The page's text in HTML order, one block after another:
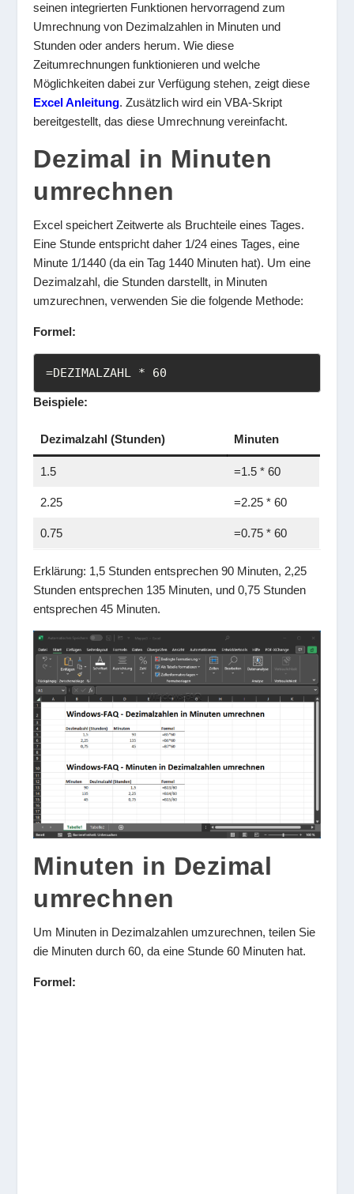
seinen integrierten Funktionen hervorragend zum
Umrechnung von Dezimalzahlen in Minuten und
Stunden oder anders herum. Wie diese
Zeitumrechnungen funktionieren und welche
Möglichkeiten dabei zur Verfügung stehen, zeigt diese
Excel Anleitung. Zusätzlich wird ein VBA-Skript
bereitgestellt, das diese Umrechnung vereinfacht.
Dezimal in Minuten
umrechnen
Excel speichert Zeitwerte als Bruchteile eines Tages.
Eine Stunde entspricht daher 1/24 eines Tages, eine
Minute 1/1440 (da ein Tag 1440 Minuten hat). Um eine
Dezimalzahl, die Stunden darstellt, in Minuten
umzurechnen, verwenden Sie die folgende Methode:
Formel:
=DEZIMALZAHL * 60
Beispiele:
Dezimalzahl (Stunden) Minuten
1.5 =1.5 * 60
2.25 =2.25 * 60
0.75 =0.75 * 60
Erklärung: 1,5 Stunden entsprechen 90 Minuten, 2,25
Stunden entsprechen 135 Minuten, und 0,75 Stunden
entsprechen 45 Minuten.
Minuten in Dezimal
umrechnen
Um Minuten in Dezimalzahlen umzurechnen, teilen Sie
die Minuten durch 60, da eine Stunde 60 Minuten hat.
Formel: